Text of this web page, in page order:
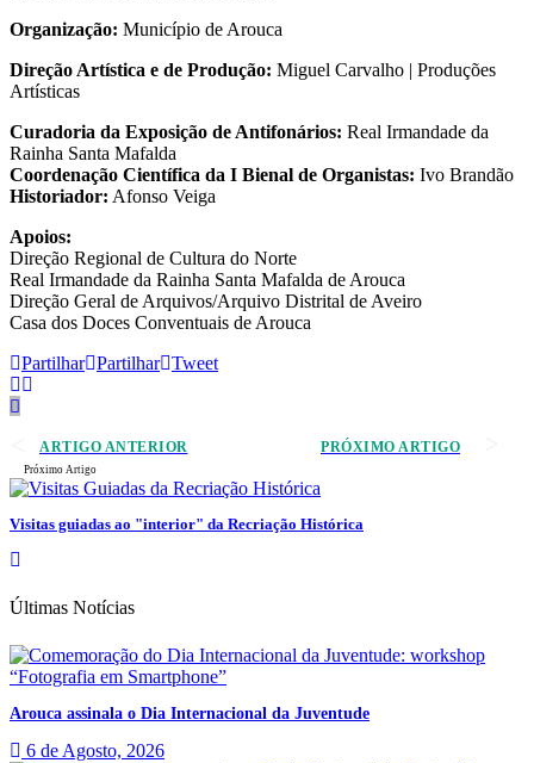
Organização: Município de Arouca
Direção Artística e de Produção: Miguel Carvalho | Produções
Artísticas
Curadoria da Exposição de Antifonários: Real Irmandade da
Rainha Santa Mafalda
Coordenação Científica da I Bienal de Organistas: Ivo Brandão
Historiador: Afonso Veiga
Apoios:
Direção Regional de Cultura do Norte
Real Irmandade da Rainha Santa Mafalda de Arouca
Direção Geral de Arquivos/Arquivo Distrital de Aveiro
Casa dos Doces Conventuais de Arouca
Partilhar Partilhar Tweet
ARTIGO ANTERIOR PRÓXIMO ARTIGO
Próximo Artigo
Visitas guiadas ao "interior" da Recriação Histórica
Últimas Notícias
Arouca assinala o Dia Internacional da Juventude
6 de Agosto, 2026